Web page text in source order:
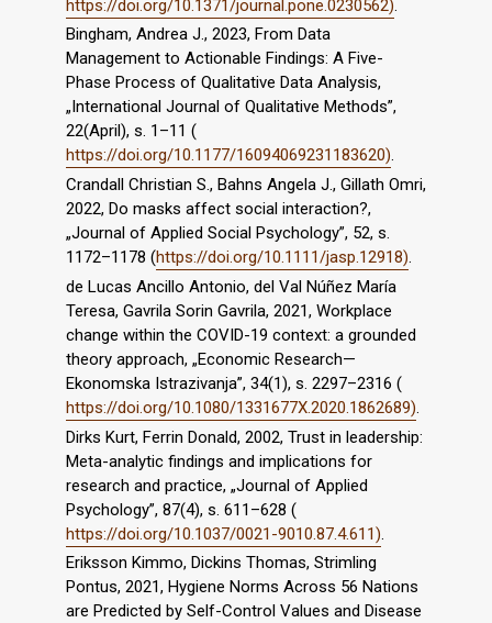
https://doi.org/10.1371/journal.pone.0230562)
Bingham, Andrea J., 2023, From Data
Management to Actionable Findings: A Five-
Phase Process of Qualitative Data Analysis,
„International Journal of Qualitative Methods”,
22(April), s. 1–11 (
https://doi.org/10.1177/16094069231183620).
Crandall Christian S., Bahns Angela J., Gillath Omri,
2022, Do masks affect social interaction?,
„Journal of Applied Social Psychology”, 52, s.
1172–1178 (https://doi.org/10.1111/jasp.12918).
de Lucas Ancillo Antonio, del Val Núñez María
Teresa, Gavrila Sorin Gavrila, 2021, Workplace
change within the COVID-19 context: a grounded
theory approach, „Economic Research—
Ekonomska Istrazivanja”, 34(1), s. 2297–2316 (
https://doi.org/10.1080/1331677X.2020.1862689).
Dirks Kurt, Ferrin Donald, 2002, Trust in leadership:
Meta-analytic findings and implications for
research and practice, „Journal of Applied
Psychology”, 87(4), s. 611–628 (
https://doi.org/10.1037/0021-9010.87.4.611)
Eriksson Kimmo, Dickins Thomas, Strimling
Pontus, 2021, Hygiene Norms Across 56 Nations
are Predicted by Self-Control Values and Disease